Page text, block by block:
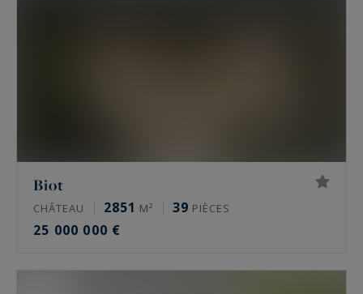
Biot
CHÂTEAU 2851 M² 39 PIÈCES
25 000 000 €